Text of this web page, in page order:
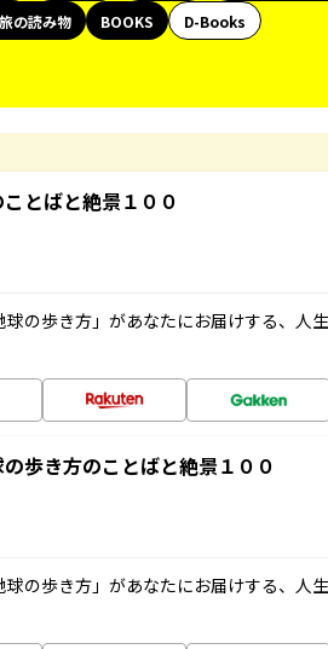
の読み物 BOOKS
D-Books
とばと絶景１００
の歩き方」があなたにお届けする、人
歩き方のことばと絶景１００
の歩き方」があなたにお届けする、人